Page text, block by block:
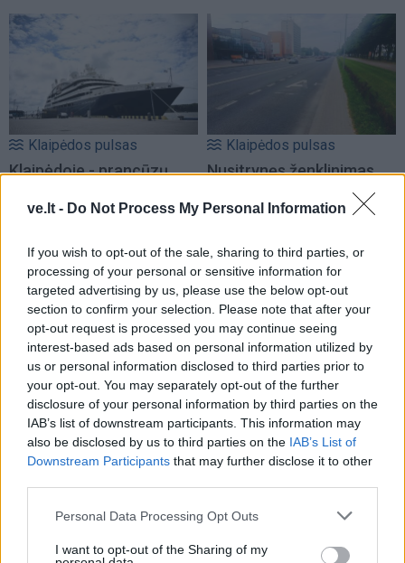
ve.lt - Do Not Process My Personal Information
If you wish to opt-out of the sale, sharing to third parties, or
processing of your personal or sensitive information for
targeted advertising by us, please use the below opt-out
section to confirm your selection. Please note that after your
opt-out request is processed you may continue seeing
interest-based ads based on personal information utilized by
us or personal information disclosed to third parties prior to
your opt-out. You may separately opt-out of the further
disclosure of your personal information by third parties on the
IAB’s list of downstream participants. This information may
also be disclosed by us to third parties on the IAB’s List of
Downstream Participants that may further disclose it to other
Personal Data Processing Opt Outs
I want to opt-out of the Sharing of my
Klaipėdos pulsas
Klaipėdoje - prancūzų
išgirsti banginių ir delfinų
Klaipėdos pulsas
Nusitrynęs ženklinimas
atnaujins tik baigus
(4)
Klaipėdos pulsas
Fontanas trikdė
gyventojų ramybę naktį:
Klaipėdos pulsas
Poilsiautojai mėgaujasi
įkaitusiu oru: Klaipėdos